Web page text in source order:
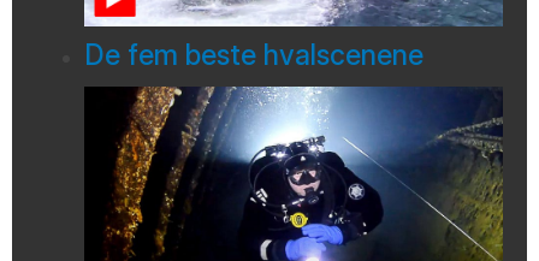
De fem beste hvalscenene